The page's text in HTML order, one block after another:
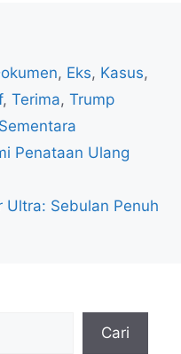
, Eks, Kasus,
, Terima, Trump
Penataan Ulang
Ultra: Sebulan Penuh
Cari